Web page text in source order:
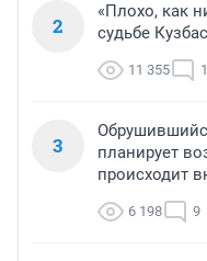
2
«Плохо, как
судьбе
11 355
3
планирует
происходит
6 198 9